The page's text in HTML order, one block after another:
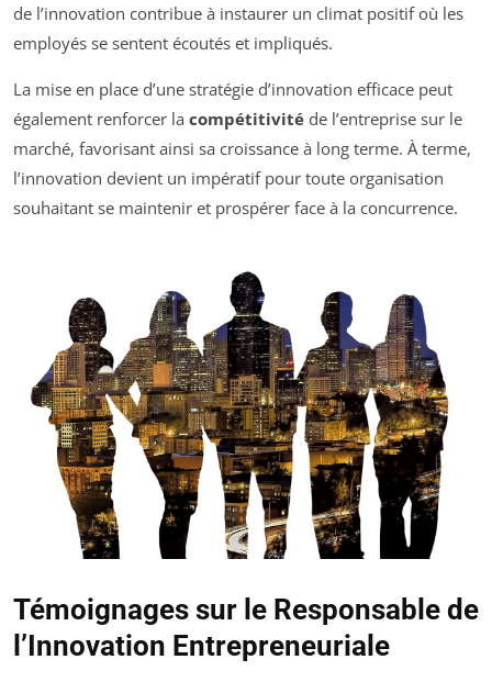
de l’innovation contribue à instaurer un climat positif où les
employés se sentent écoutés et impliqués.
La mise en place d’une stratégie d’innovation efficace peut
également renforcer la compétitivité de l’entreprise sur le
marché, favorisant ainsi sa croissance à long terme. À terme,
l’innovation devient un impératif pour toute organisation
souhaitant se maintenir et prospérer face à la concurrence.
Témoignages sur le Responsable de
l’Innovation Entrepreneuriale